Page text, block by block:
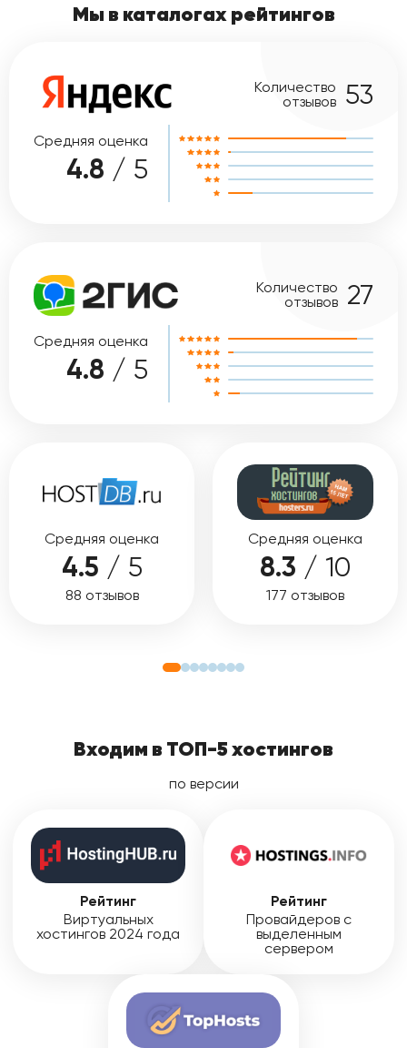
Мы в каталогах рейтингов
Количество
отзывов 53
Средняя оценка
4.8 / 5
Количество
отзывов 27
Средняя оценка
4.8 / 5
Средняя оценка
4.5 / 5
88 отзывов
Средняя оценка
8.3 / 10
177 отзывов
Входим в ТОП-5 хостингов
по версии
Рейтинг
Виртуальных
хостингов 2024 года
Рейтинг
Провайдеров с
выделенным
сервером